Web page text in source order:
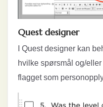
Quest designer
I Quest designer kan
hvilke spørsmål og/
flagget som